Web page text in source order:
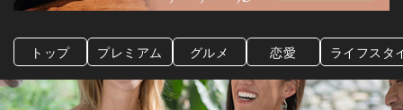
トップ プレミアム グルメ 恋愛 ライフスタ